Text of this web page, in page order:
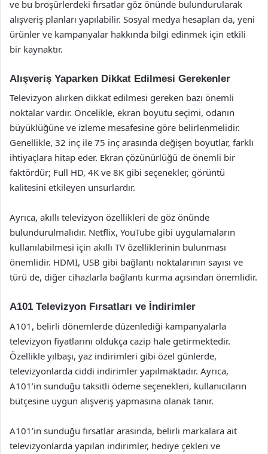
ve bu broşürlerdeki fırsatlar göz önünde bulundurularak
alışveriş planları yapılabilir. Sosyal medya hesapları da, yeni
ürünler ve kampanyalar hakkında bilgi edinmek için etkili
bir kaynaktır.
Alışveriş Yaparken Dikkat Edilmesi Gerekenler
Televizyon alırken dikkat edilmesi gereken bazı önemli
noktalar vardır. Öncelikle, ekran boyutu seçimi, odanın
büyüklüğüne ve izleme mesafesine göre belirlenmelidir.
Genellikle, 32 inç ile 75 inç arasında değişen boyutlar, farklı
ihtiyaçlara hitap eder. Ekran çözünürlüğü de önemli bir
faktördür; Full HD, 4K ve 8K gibi seçenekler, görüntü
kalitesini etkileyen unsurlardır.
Ayrıca, akıllı televizyon özellikleri de göz önünde
bulundurulmalıdır. Netflix, YouTube gibi uygulamaların
kullanılabilmesi için akıllı TV özelliklerinin bulunması
önemlidir. HDMI, USB gibi bağlantı noktalarının sayısı ve
türü de, diğer cihazlarla bağlantı kurma açısından önemlidir.
A101 Televizyon Fırsatları ve İndirimler
A101, belirli dönemlerde düzenlediği kampanyalarla
televizyon fiyatlarını oldukça cazip hale getirmektedir.
Özellikle yılbaşı, yaz indirimleri gibi özel günlerde,
televizyonlarda ciddi indirimler yapılmaktadır. Ayrıca,
A101’in sunduğu taksitli ödeme seçenekleri, kullanıcıların
bütçesine uygun alışveriş yapmasına olanak tanır.
A101’in sunduğu fırsatlar arasında, belirli markalara ait
televizyonlarda yapılan indirimler, hediye çekleri ve